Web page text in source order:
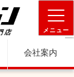
メニュー
会社案内